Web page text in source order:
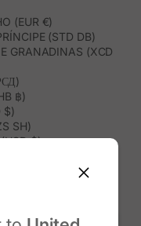
(EUR €)
(STD DB)
GRANADINAS (XCD
฿)
$)
SH)
$)
(TTD $)
(USD $)